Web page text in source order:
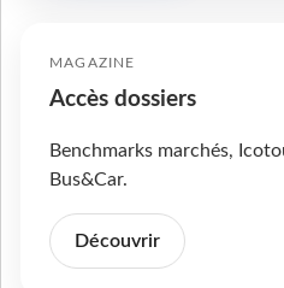
MAGAZINE
Accès dossiers
Benchmarks marchés,
Bus&Car.
Découvrir